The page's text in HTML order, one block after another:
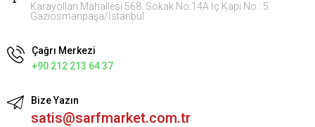
Karayolları Mahallesi 568. Sokak No:14A İç Kapı No : 5
Gaziosmanpaşa/İstanbul
Çağrı Merkezi
+90 212 213 64 37
Bize Yazın
satis@sarfmarket.com.tr